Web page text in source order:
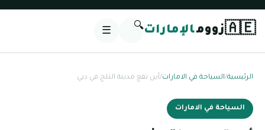
🇦🇪زوومالإمارات🔍
☰
الرئيسية/السياحة في الامارات/أين تقع مدينة الثلج في دبي
السياحة في الامارات